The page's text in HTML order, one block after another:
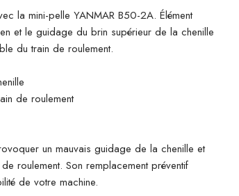
la mini-pelle YANMAR B50-2A. Élément
et le guidage du brin supérieur de la chenille
du train de roulement.
de roulement
un mauvais guidage de la chenille et
roulement. Son remplacement préventif
de votre machine.